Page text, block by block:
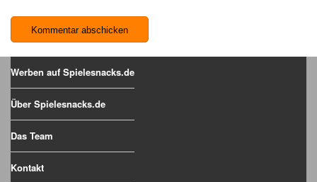
Werben auf Spielesnacks.de
Über Spielesnacks.de
Das Team
Kontakt